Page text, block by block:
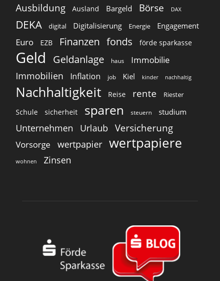
Ausbildung Ausland Bargeld Börse DAX
DEKA digital Digitalisierung Energie Engagement
Euro EZB Finanzen fonds förde sparkasse
Geld Geldanlage haus Immobilie
Immobilien Inflation job Kiel kinder nachhaltig
Nachhaltigkeit Reise rente Riester
Schule sicherheit sparen steuern studium
Unternehmen Urlaub Versicherung
Vorsorge wertpapier wertpapiere
wohnen Zinsen